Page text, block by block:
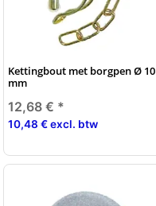
Kettingbout met borgpen Ø 10
mm
12,68 € *
10,48 € excl. btw